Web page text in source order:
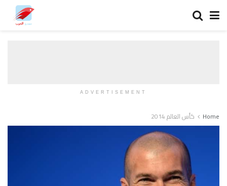
ADVERTISEMENT
Home كأس العالم 2014